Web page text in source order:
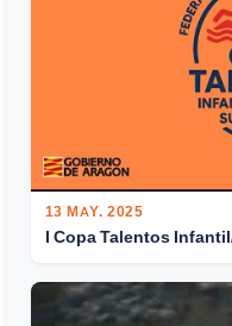
13 MAY. 2025
I Copa Talentos